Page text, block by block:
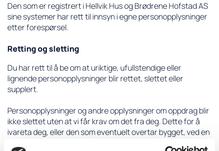
Den som er registrert i Hellvik Hus og Brødrene Hofstad AS
sine systemer har rett til innsyn i egne personopplysninger
etter forespørsel.
Retting og sletting
Du har rett til å be om at uriktige, ufullstendige eller
lignende personopplysninger blir rettet, slettet eller
supplert.
Personopplysninger og andre opplysninger om oppdrag blir
ikke slettet uten at vi får krav om det fra deg. Dette for å
ivareta deg, eller den som eventuelt overtar bygget, ved en